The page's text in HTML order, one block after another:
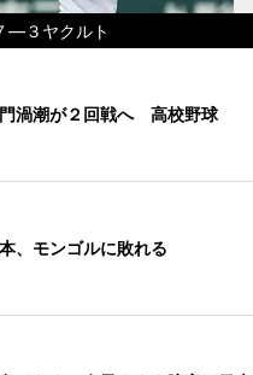
―３ヤクルト
渦潮が２回戦へ 高校野球
、モンゴルに敗れる